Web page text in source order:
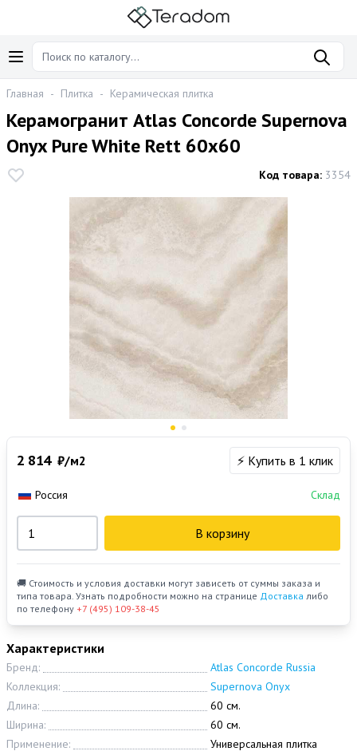
Главная - Плитка - Керамическая плитка
Керамогранит Atlas Concorde Supernova
Onyx Pure White Rett 60х60
Код товара: 3354
Характеристики
Бренд:
Atlas Concorde Russia
Коллекция:
Supernova Onyx
Длина:
60 см.
Ширина:
60 см.
Применение:
Универсальная плитка
2 814 ₽/м2 ⚡ Купить в 1 клик
Россия Склад
В корзину
🚚 Стоимость и условия доставки могут зависеть от суммы заказа и
типа товара. Узнать подробности можно на странице Доставка либо
по телефону +7 (495) 109-38-45